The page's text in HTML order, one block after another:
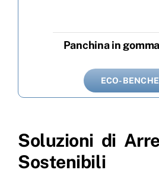
Panchina in
ECO-
Soluzioni di
Sostenibili